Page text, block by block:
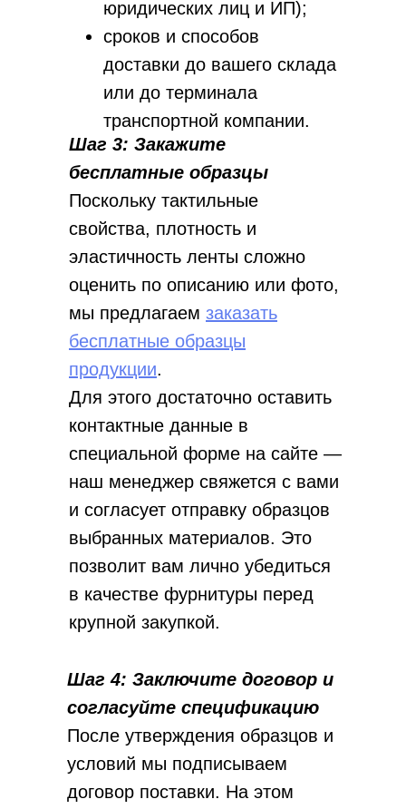
Шаг 3: Закажите
бесплатные образцы
Поскольку тактильные
свойства, плотность и
эластичность ленты сложно
оценить по описанию или фото,
мы предлагаем заказать
бесплатные образцы
продукции.
Для этого достаточно оставить
контактные данные в
специальной форме на сайте —
наш менеджер свяжется с вами
и согласует отправку образцов
выбранных материалов. Это
позволит вам лично убедиться
в качестве фурнитуры перед
крупной закупкой.
Шаг 4: Заключите договор и
согласуйте спецификацию
После утверждения образцов и
условий мы подписываем
договор поставки. На этом
юридических лиц и ИП);
сроков и способов
доставки до вашего склада
или до терминала
транспортной компании.